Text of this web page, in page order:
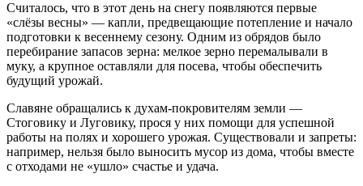
Считалось, что в этот день на снегу появляются первые
«слёзы весны» — капли, предвещающие потепление и начало
подготовки к весеннему сезону. Одним из обрядов было
перебирание запасов зерна: мелкое зерно перемалывали в
муку, а крупное оставляли для посева, чтобы обеспечить
будущий урожай.
Славяне обращались к духам-покровителям земли —
Стоговику и Луговику, прося у них помощи для успешной
работы на полях и хорошего урожая. Существовали и запреты:
например, нельзя было выносить мусор из дома, чтобы вместе
с отходами не «ушло» счастье и удача.